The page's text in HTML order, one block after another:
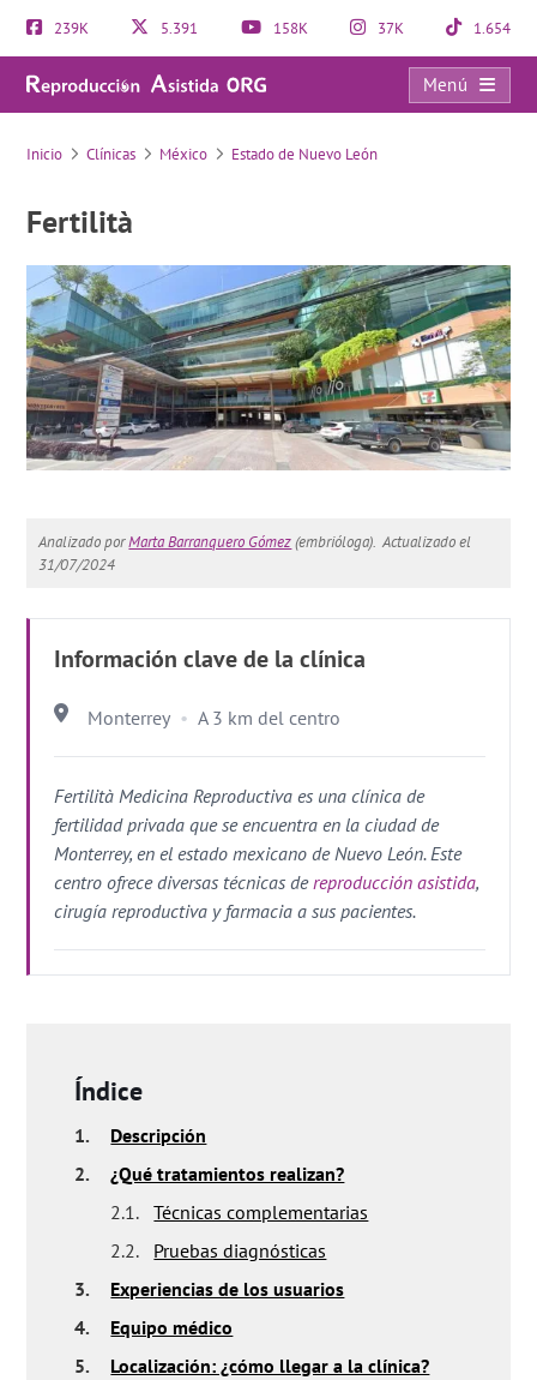
239K 5.391 158K 37K 1.654
Menú
Fertilità
Inicio Clínicas México Estado de Nuevo León
Fertilità
Analizado porMarta Barranquero Gómez(embrióloga). Actualizado el
31/07/2024
Información clave de la clínica
Monterrey A 3 km del centro
Fertilità Medicina Reproductiva es una clínica de
fertilidad privada que se encuentra en la ciudad de
Monterrey, en el estado mexicano de Nuevo León. Este
centro ofrece diversas técnicas dereproducción asistida,
cirugía reproductiva y farmacia a sus pacientes.
Índice
1.
Descripción
2.
¿Qué tratamientos realizan?
2.1.
Técnicas complementarias
2.2.
Pruebas diagnósticas
3.
Experiencias de los usuarios
4.
Equipo médico
5.
Localización: ¿cómo llegar a la clínica?